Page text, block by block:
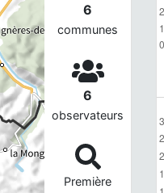
6
communes
6
observateurs
Première